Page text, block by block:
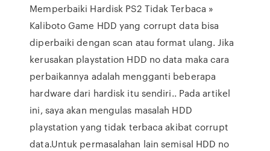
Memperbaiki Hardisk PS2 Tidak Terbaca »
Kaliboto Game HDD yang corrupt data bisa
diperbaiki dengan scan atau format ulang. Jika
kerusakan playstation HDD no data maka cara
perbaikannya adalah mengganti beberapa
hardware dari hardisk itu sendiri.. Pada artikel
ini, saya akan mengulas masalah HDD
playstation yang tidak terbaca akibat corrupt
data.Untuk permasalahan lain semisal HDD no